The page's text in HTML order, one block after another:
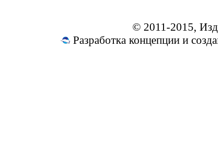
© 2011-2015,
Разработка концепции и